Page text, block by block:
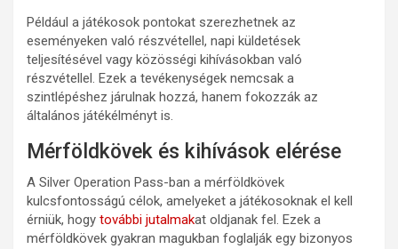
Például a játékosok pontokat szerezhetnek az
eseményeken való részvétellel, napi küldetések
teljesítésével vagy közösségi kihívásokban való
részvétellel. Ezek a tevékenységek nemcsak a
szintlépéshez járulnak hozzá, hanem fokozzák az
általános játékélményt is.
Mérföldkövek és kihívások elérése
A Silver Operation Pass-ban a mérföldkövek
kulcsfontosságú célok, amelyeket a játékosoknak el kell
érniük, hogy további jutalmakat oldjanak fel. Ezek a
mérföldkövek gyakran magukban foglalják egy bizonyos